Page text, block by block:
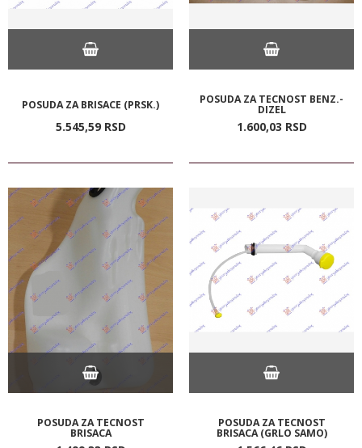
POSUDA ZA BRISACE (PRSK.)
5.545,59 RSD
POSUDA ZA TECNOST BENZ.-
DIZEL
1.600,03 RSD
POSUDA ZA TECNOST
BRISACA
POSUDA ZA TECNOST
BRISACA (GRLO SAMO)